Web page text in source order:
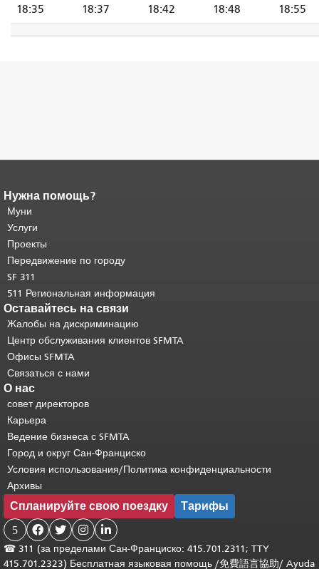
18:35 18:37 18:42 18:48 18:55
Конец содержимого
страницы.
страницы повторяется на каждой
странице.
основного содержимого .
Нужна помощь?
Муни
Услуги
Проекты
Передвижение по городу
SF 311
511 Региональная информация
Оставайтесь на связи
Жалобы на дискриминацию
Центр обслуживания клиентов SFMTA
Офисы SFMTA
Связаться с нами
О нас
совет директоров
Карьера
Ведение бизнеса с SFMTA
Город и округ Сан-Франциско
Условия использования/Политика конфиденциальности
Архивы
Спланируйте свою поездку Тарифы
5    
☎ 311 (за пределами Сан-Франциско: 415.701.2311; TTY
415.701.2323) Бесплатная языковая помощь /免費語言協助/ Ayuda